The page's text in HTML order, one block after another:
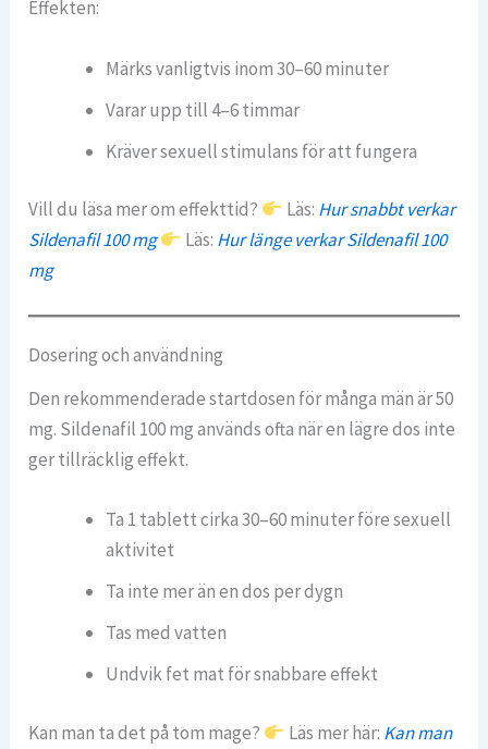
Effekten:
Märks vanligtvis inom 30–60 minuter
Varar upp till 4–6 timmar
Kräver sexuell stimulans för att fungera
Vill du läsa mer om effekttid? Läs: Hur snabbt verkar
Sildenafil 100 mg
Läs: Hur länge verkar Sildenafil 100
mg
Dosering och användning
Den rekommenderade startdosen för många män är 50
mg. Sildenafil 100 mg används ofta när en lägre dos inte
ger tillräcklig effekt.
Ta 1 tablett cirka 30–60 minuter före sexuell
aktivitet
Ta inte mer än en dos per dygn
Tas med vatten
Undvik fet mat för snabbare effekt
Kan man ta det på tom mage? Läs mer här: Kan man